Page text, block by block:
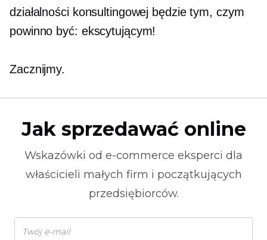
działalności konsultingowej będzie tym, czym
powinno być: ekscytującym!
Zacznijmy.
Jak sprzedawać online
Wskazówki od e-commerce eksperci dla
właścicieli małych firm i początkujących
przedsiębiorców.